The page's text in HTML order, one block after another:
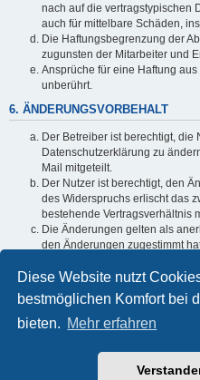
Diese Website nutzt
bestmöglichen Komfort bei
bieten. Mehr erfahren
nach auf die vertragstypischen
auch für mittelbare Schäden,
Die Haftungsbegrenzung der
zugunsten der Mitarbeiter und
Ansprüche für eine Haftung
unberührt.
6. ÄNDERUNGSVORBEHALT
Der Betreiber ist berechtigt,
Datenschutzerklärung zu
Mail mitgeteilt.
Der Nutzer ist berechtigt, den
des Widerspruchs erlischt das
bestehende Vertragsverhältnis
Die Änderungen gelten als
den Änderungen zugestimmt
Informationen über den
in der Datenschutzerklärung
Powered byphpBB®